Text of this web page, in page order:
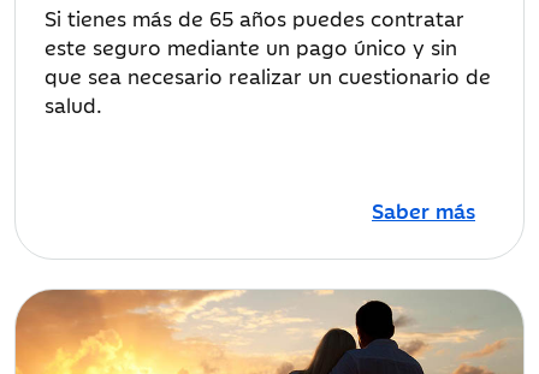
Si tienes más de 65 años puedes contratar
este seguro mediante un pago único y sin
que sea necesario realizar un cuestionario de
salud.
Saber más